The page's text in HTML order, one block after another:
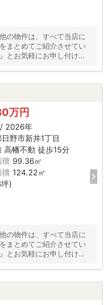
の物件は、すべて当店に
まとめてご紹介させてい
とお気軽にお申し付けく
万円
2026年
野市新井1丁目
高幡不動 徒歩15分
積 99.36㎡
積 124.22㎡
)
の物件は、すべて当店に
まとめてご紹介させてい
とお気軽にお申し付けく